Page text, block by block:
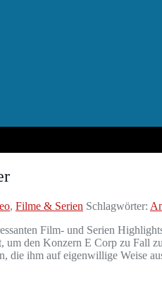
, Filme & Serien Schlagwörter:
Film- und Serien
um den Konzern E Corp zu Fall
die ihm auf eigenwillige Weise